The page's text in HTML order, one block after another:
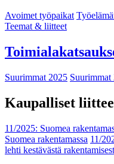
Avoimet työpaikat
Teemat & liitteet
Suurimmat 2025 Suurimmat
Kaupalliset
11/2025: Suomea
Suomea rakentamassa 11/
lehti kestävästä